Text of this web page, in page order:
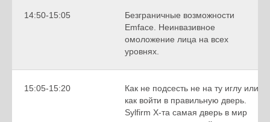
14:50-15:05
Безграничные возможности
Emface. Неинвазивное
омоложение лица на всех
уровнях.
15:05-15:20
Как не подсесть не на ту иглу или
как войти в правильную дверь.
Sylfirm X-та самая дверь в мир